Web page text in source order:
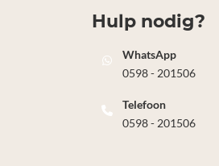
Hulp nodig?
WhatsApp
0598 - 201506
Telefoon
0598 - 201506